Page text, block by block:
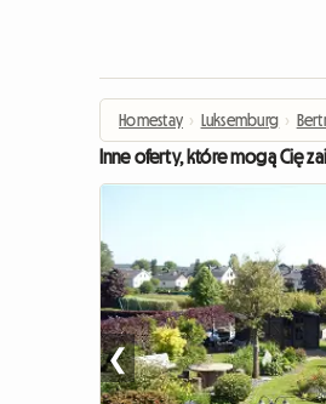
Homestay › Luksemburg ›
Inne oferty, które mogą Cię
❮